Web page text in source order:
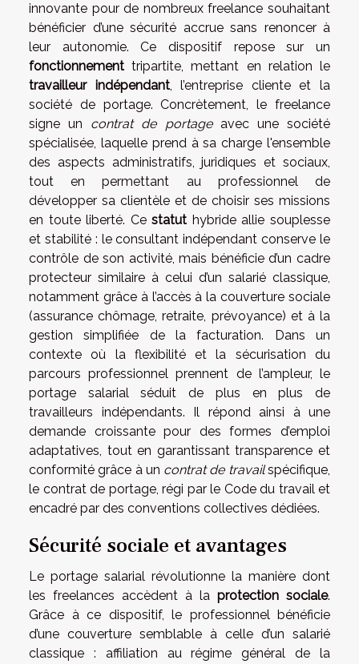
innovante pour de nombreux freelance souhaitant
bénéficier d’une sécurité accrue sans renoncer à
leur autonomie. Ce dispositif repose sur un
fonctionnement tripartite, mettant en relation le
travailleur indépendant, l’entreprise cliente et la
société de portage. Concrètement, le freelance
signe un contrat de portageavec une société
spécialisée, laquelle prend à sa charge l'ensemble
des aspects administratifs, juridiques et sociaux,
tout en permettant au professionnel de
développer sa clientèle et de choisir ses missions
en toute liberté. Cestatut hybride allie souplesse
et stabilité : le consultant indépendant conserve le
contrôle de son activité, mais bénéficie d’un cadre
protecteur similaire à celui d’un salarié classique,
notamment grâce à l’accès à la couverture sociale
(assurance chômage, retraite, prévoyance) et à la
gestion simplifiée de la facturation. Dans un
contexte où la flexibilité et la sécurisation du
parcours professionnel prennent de l’ampleur, le
portage salarial séduit de plus en plus de
travailleurs indépendants. Il répond ainsi à une
demande croissante pour des formes d’emploi
adaptatives, tout en garantissant transparence et
conformité grâce à un contrat de travailspécifique,
le contrat de portage, régi par le Code du travail et
encadré par des conventions collectives dédiées.
Sécurité sociale et avantages
Le portage salarial révolutionne la manière dont
les freelances accèdent à la protection sociale.
Grâce à ce dispositif, le professionnel bénéficie
d’une couverture semblable à celle d’un salarié
classique : affiliation au régime général de la